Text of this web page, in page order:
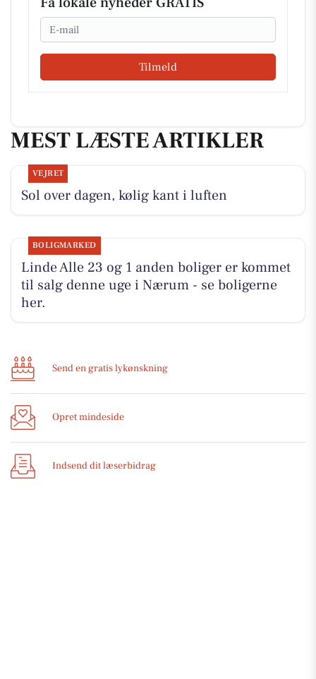
Email
Tilmeld
MEST LÆSTE ARTIKLER
VEJRET
Sol over dagen, kølig kant i luften
BOLIGMARKED
Linde Alle 23 og 1 anden boliger er kommet
til salg denne uge i Nærum - se boligerne
her.
Send en gratis lykønskning
Opret mindeside
Indsend dit læserbidrag